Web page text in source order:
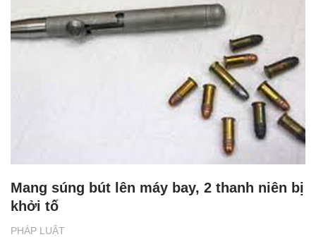
PHÁP LUẬT
Mang súng bút lên máy bay, 2 thanh niên bị
khởi tố